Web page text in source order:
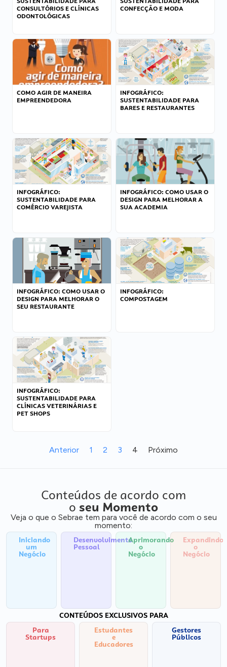
CONSULTÓRIOS E CLÍNICAS
ODONTOLÓGICAS
CONFECÇÃO E MODA
COMO AGIR DE MANEIRA
EMPREENDEDORA
INFOGRÁFICO:
SUSTENTABILIDADE PARA
BARES E RESTAURANTES
INFOGRÁFICO:
SUSTENTABILIDADE PARA
COMÉRCIO VAREJISTA
INFOGRÁFICO: COMO USAR O
DESIGN PARA MELHORAR A
SUA ACADEMIA
INFOGRÁFICO: COMO USAR O
DESIGN PARA MELHORAR O
SEU RESTAURANTE
INFOGRÁFICO:
COMPOSTAGEM
INFOGRÁFICO:
SUSTENTABILIDADE PARA
CLÍNICAS VETERINÁRIAS E
PET SHOPS
Anterior 1 2 3 4 Próximo
Conteúdos de acordo com
o seu Momento
Veja o que o Sebrae tem para você de acordo com o seu
momento:
Iniciando
um
Negócio
Desenvolvimento
Pessoal
Aprimorando
o
Negócio
Expandindo
o
Negócio
CONTEÚDOS EXCLUSIVOS PARA
Para
Startups
Estudantes
e
Educadores
Gestores
Públicos